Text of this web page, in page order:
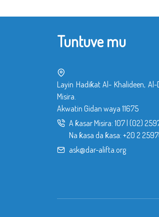
Tuntuve mu
Layin Hadiƙat Al- Khalideen,
Misira.
Akwatin Gidan waya 11675
A ƙasar Misira: 107 (02)
Na ƙasa da ƙasa: +20 2
ask@dar-alifta.org